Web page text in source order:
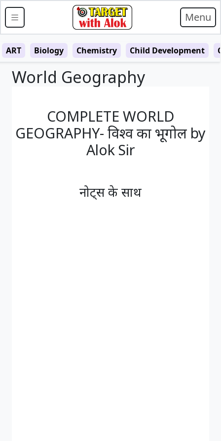
Menu
ART Biology Chemistry Child Development
World Geography
COMPLETE WORLD
GEOGRAPHY- विश्व का भूगोल by
Alok Sir
नोट्स के साथ